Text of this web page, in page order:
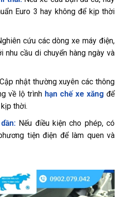
Euro 3 hay không để kịp thời
cứu các dòng xe máy điện,
nhu cầu di chuyển hàng ngày và
Cập nhật thường xuyên các thông
về lộ trình hạn chế xe xăng để
thời.
Nếu điều kiện cho phép, có
tiện điện để làm quen và